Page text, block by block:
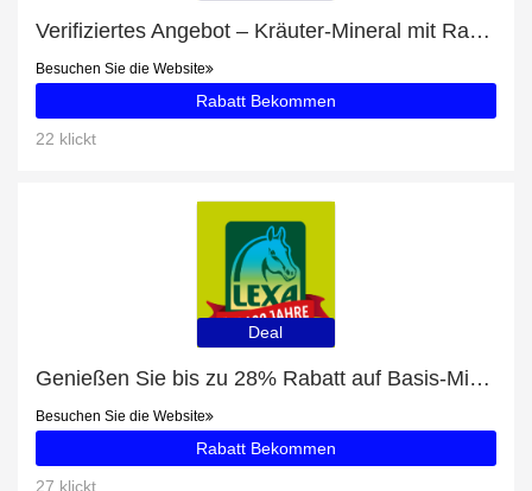
Verifiziertes Angebot – Kräuter-Mineral mit Rabatten von bis zu 11%
Besuchen Sie die Website
Rabatt Bekommen
22 klickt
Deal
Genießen Sie bis zu 28% Rabatt auf Basis-Mineral
Besuchen Sie die Website
Rabatt Bekommen
27 klickt